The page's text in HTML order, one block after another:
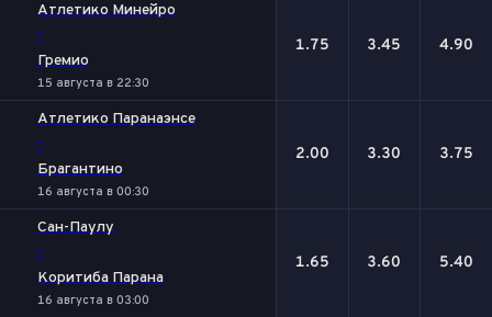
Атлетико Минейро
-
Гремио
15 августа в 22:30
1.75 3.45 4.90
Атлетико Паранаэнсе
-
Брагантино
16 августа в 00:30
2.00 3.30 3.75
Сан-Паулу
-
Коритиба Парана
16 августа в 03:00
1.65 3.60 5.40